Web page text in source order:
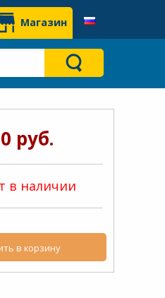
Магазин
руб.
в наличии
в корзину